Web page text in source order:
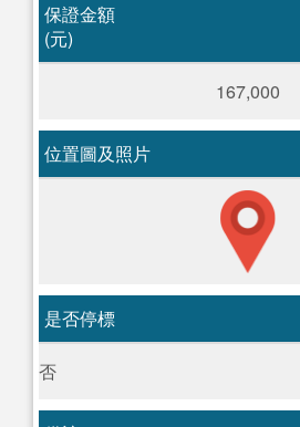
保證金額
(元)
167,000
位置圖及照片
是否停標
否